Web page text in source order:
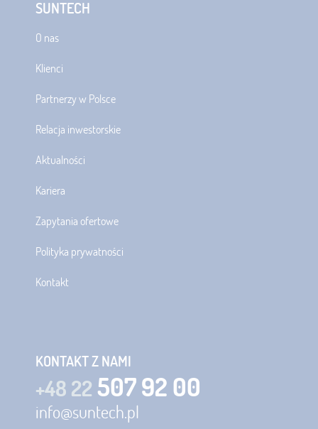
SUNTECH
O nas
Klienci
Partnerzy w Polsce
Relacja inwestorskie
Aktualności
Kariera
Zapytania ofertowe
Polityka prywatności
Kontakt
KONTAKT Z NAMI
+48 22 507 92 00
info@suntech.pl